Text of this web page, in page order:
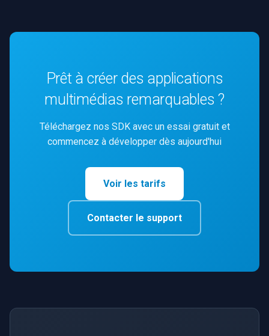
Prêt à créer des applications
multimédias remarquables ?
Téléchargez nos SDK avec un essai gratuit et
commencez à développer dès aujourd'hui
Voir les tarifs
Contacter le support